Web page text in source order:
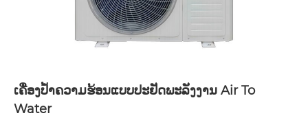
ເຄື່ອງປ້ຳຄວາມຮ້ອນແບບປະຢັດພະລັງງານ Air To
Water